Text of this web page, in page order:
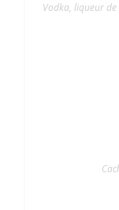
Vodka, liqueur de